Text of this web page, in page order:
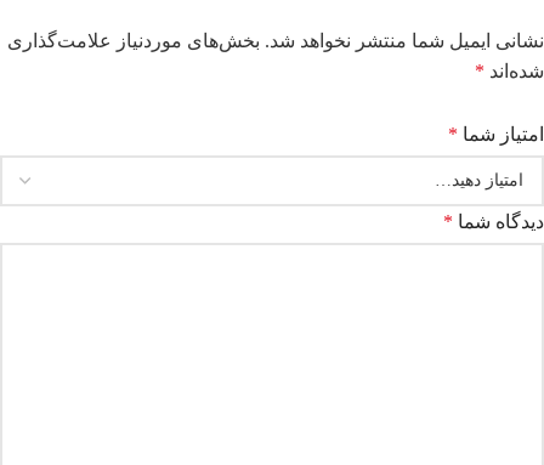
نشانی ایمیل شما منتشر نخواهد شد. بخش‌های موردنیاز علامت‌گذاری
شده‌اند *
امتیاز شما *
دیدگاه شما *